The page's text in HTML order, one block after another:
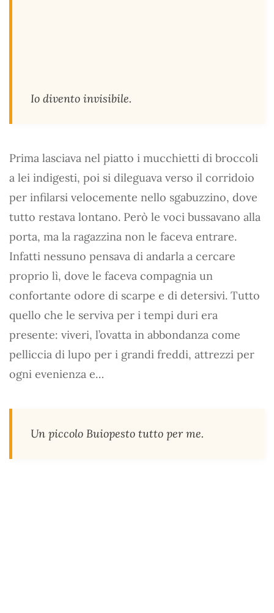
Io divento invisibile.
Prima lasciava nel piatto i mucchietti di broccoli
a lei indigesti, poi si dileguava verso il corridoio
per infilarsi velocemente nello sgabuzzino, dove
tutto restava lontano. Però le voci bussavano alla
porta, ma la ragazzina non le faceva entrare.
Infatti nessuno pensava di andarla a cercare
proprio lì, dove le faceva compagnia un
confortante odore di scarpe e di detersivi. Tutto
quello che le serviva per i tempi duri era
presente: viveri, l’ovatta in abbondanza come
pelliccia di lupo per i grandi freddi, attrezzi per
ogni evenienza e…
Un piccolo Buiopesto tutto per me.